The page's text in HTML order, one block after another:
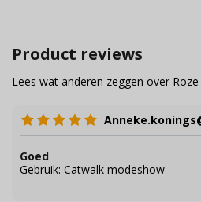
Product reviews
Lees wat anderen zeggen over
Goed
Gebruik: Catwalk modeshow